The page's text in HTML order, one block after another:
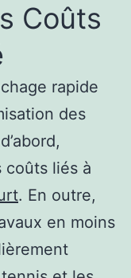
Coûts
rapide
des
coûts liés à
. En outre,
en moins